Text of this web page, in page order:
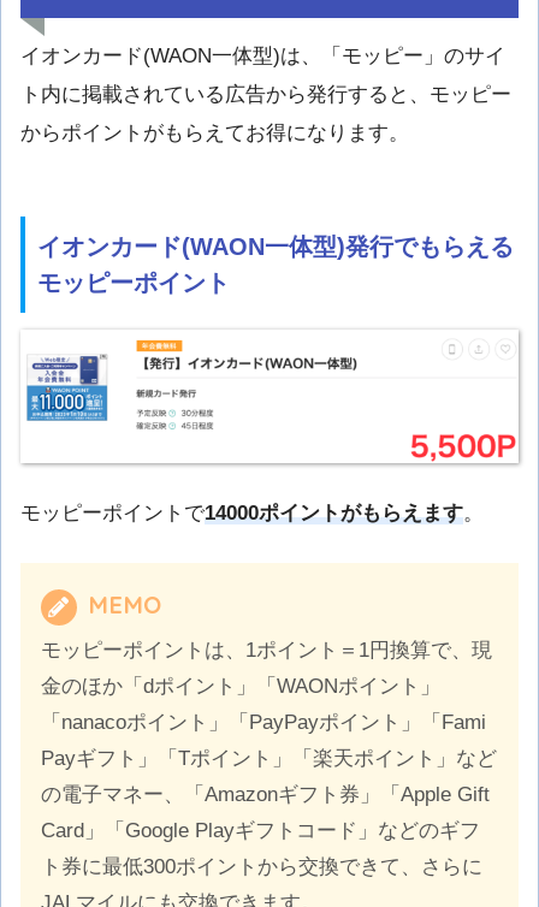
イオンカード(WAON一体型)は、「モッピー」のサイ
ト内に掲載されている広告から発行すると、モッピー
からポイントがもらえてお得になります。
イオンカード(WAON一体型)発行でもらえる
モッピーポイント
モッピーポイントで14000ポイントがもらえます。
MEMO
モッピーポイントは、1ポイント＝1円換算で、現
金のほか「dポイント」「WAONポイント」
「nanacoポイント」「PayPayポイント」「Fami
Payギフト」「Tポイント」「楽天ポイント」など
の電子マネー、「Amazonギフト券」「Apple Gift
Card」「Google Playギフトコード」などのギフ
ト券に最低300ポイントから交換できて、さらに
JALマイルにも交換できます。